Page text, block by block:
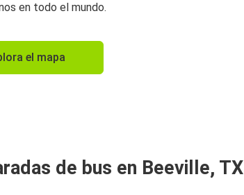
en todo el mundo.
el mapa
de bus en Beeville, TX